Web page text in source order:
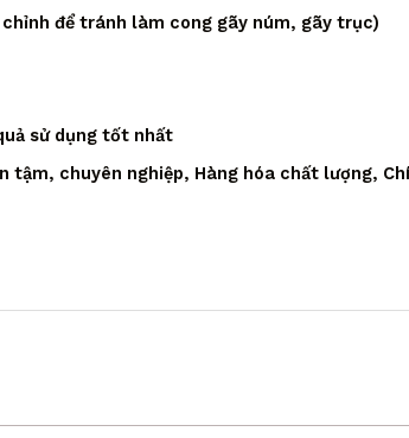
để tránh làm cong gãy núm, gãy trục)
sử dụng tốt nhất
tậm, chuyên nghiệp, Hàng hóa chất lượng,